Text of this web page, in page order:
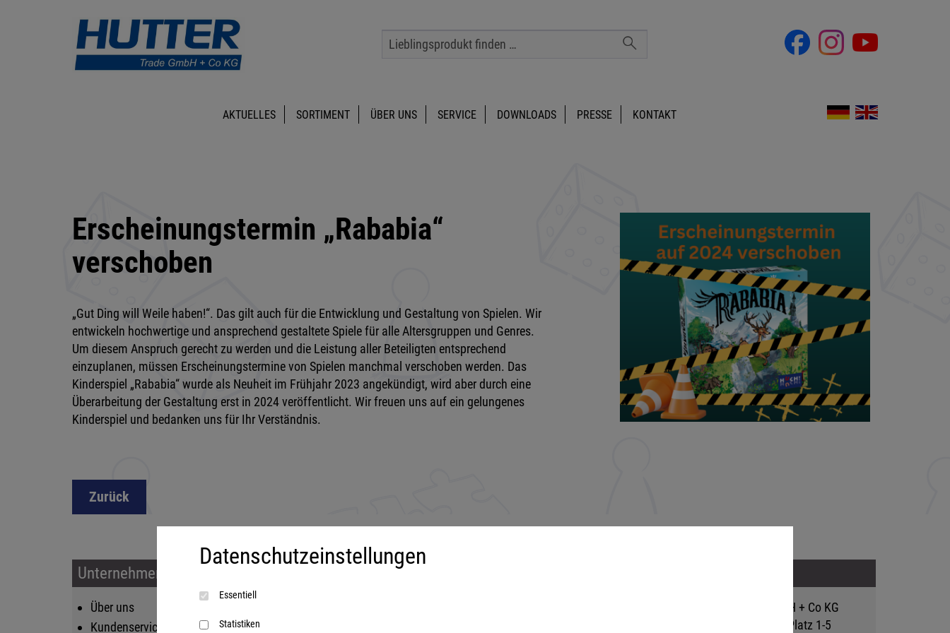
AKTUELLES SORTIMENT ÜBER UNS SERVICE DOWNLOADS PRESSE KONTAKT
Erscheinungstermin „Rababia“
verschoben
„Gut Ding will Weile haben!“. Das gilt auch für die Entwicklung und Gestaltung von Spielen. Wir
entwickeln hochwertige und ansprechend gestaltete Spiele für alle Altersgruppen und Genres.
Um diesem Anspruch gerecht zu werden und die Leistung aller Beteiligten entsprechend
einzuplanen, müssen Erscheinungstermine von Spielen manchmal verschoben werden. Das
Kinderspiel „Rababia“ wurde als Neuheit im Frühjahr 2023 angekündigt, wird aber durch eine
Überarbeitung der Gestaltung erst in 2024 veröffentlicht. Wir freuen uns auf ein gelungenes
Kinderspiel und bedanken uns für Ihr Verständnis.
Zurück
Unternehmen & Service
Über uns
Kundenservice
Hutter Trade GmbH + Co KG
Bgm.-Landmann-Platz 1-5
Datenschutzeinstellungen
Essentiell
Statistiken